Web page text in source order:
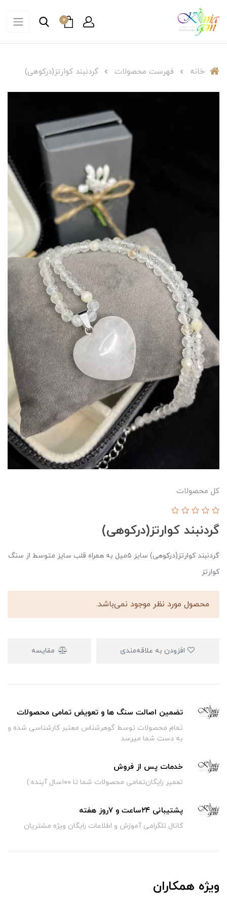
0
خانه فهرست محصولات گردنبند کوارتز(درکوهی)
کل محصولات
گردنبند کوارتز(درکوهی)
گردنبند کوارتز(درکوهی) سایز ۵میل به همراه قلب سایز متوسط از سنگ
کوارتز
محصول مورد نظر موجود نمی‌باشد.
مقایسه
تضمین اصالت سنگ ها و تعویض تمامی محصولات
تمام محصولات توسط گوهرشناس معتبر کارشناسی شده و
به دست شما میرسد
خدمات پس از فروش
تعمیر رایگان‌تمامی محصولات شما تا ۱۰۰سال آینده:)
پشتیبانی ۲۴ساعت و ۷روز هفته
کانال تلگرامی آموزش و اطلاعات رایگان ویژه مشتریان
ویژه همکاران